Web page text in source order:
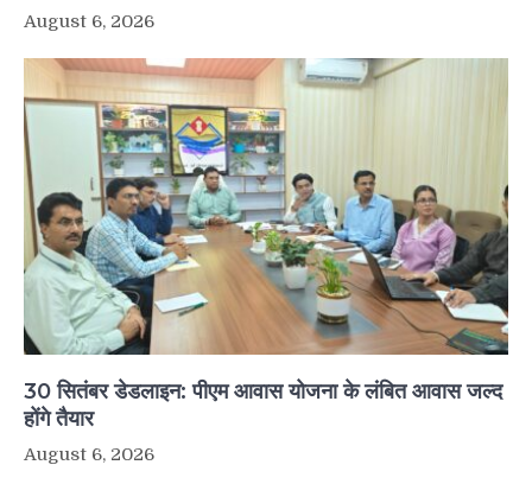
August 6, 2026
30 सितंबर डेडलाइन: पीएम आवास योजना के लंबित आवास जल्द
होंगे तैयार
August 6, 2026